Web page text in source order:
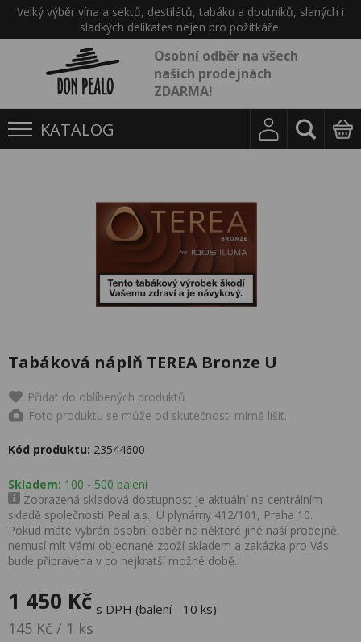
Velký výběr vína a sektů, destilátů, tabáku a doutníků, slaných i
sladkých delikates nejen pro požitkáře.
Osobní odběr na všech
našich prodejnách
ZDARMA!
KATALOG
Tabáková náplň TEREA Bronze U
Přidat do oblíbených produktů
Foto produktu se může od skutečnosti mírně lišit.
Kód produktu: 23544600
Skladem: 100 - 500 balení
Zobrazená skladová dostupnost je aktuální na centrálním
skladě společnosti Peal a.s., U plynárny 412/101, Praha 10.
Pokud máte vybrán osobní odběr na některé jiné naší prodejně,
nemusí mít Vámi objednané zboží skladem a zakázka pro Vás
bude připravena v co nejkratší možné době.
1 450 Kč s DPH (balení - 10 ks)
145 Kč / 1 ks